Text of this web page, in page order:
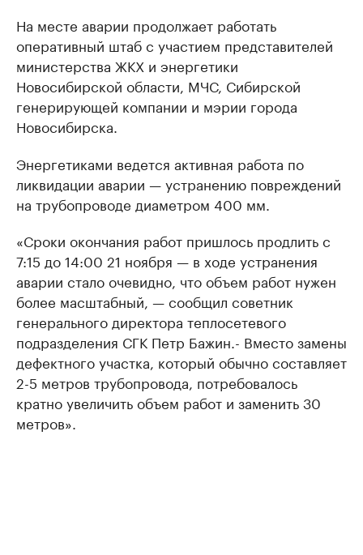
На месте аварии продолжает работать
оперативный штаб с участием представителей
министерства ЖКХ и энергетики
Новосибирской области, МЧС, Сибирской
генерирующей компании и мэрии города
Новосибирска.
Энергетиками ведется активная работа по
ликвидации аварии — устранению повреждений
на трубопроводе диаметром 400 мм.
«Сроки окончания работ пришлось продлить с
7:15 до 14:00 21 ноября — в ходе устранения
аварии стало очевидно, что объем работ нужен
более масштабный, — сообщил советник
генерального директора теплосетевого
подразделения СГК Петр Бажин.- Вместо замены
дефектного участка, который обычно составляет
2-5 метров трубопровода, потребовалось
кратно увеличить объем работ и заменить 30
метров».